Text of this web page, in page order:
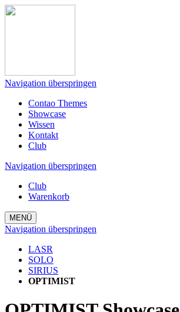
Navigation überspringen
Contao Themes
Showcase
Wissen
Kontakt
Club
Navigation überspringen
Club
Warenkorb
MENÜ
Navigation überspringen
LASR
SOLO
SIRIUS
OPTIMIST